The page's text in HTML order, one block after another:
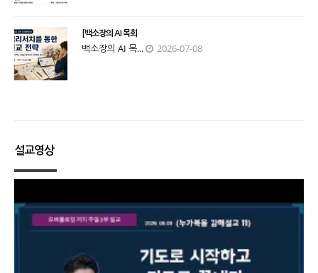
[백소장의 AI 목회
백소장의 AI 목... 2026-07-08
설교영상